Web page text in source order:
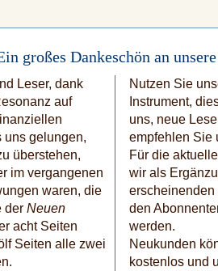
großes Dankeschön an
Leser, dank
auf
uns gelungen,
über­stehen,
im vergange­nen
waren, die
der Neuen
acht Seiten
Seiten alle zwei
Nutzen Sie
Instrument,
uns, neue
empfehlen Sie
Für die
wir als
erscheinen­den
den
werden.
Neukunden
kostenlos und